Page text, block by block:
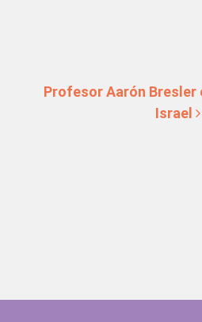
Profesor Aarón Bresler
Israel